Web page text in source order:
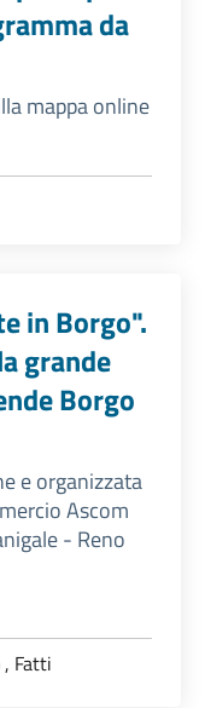
da
mappa online
in Borgo".
grande
Borgo
e organizzata
Ascom
- Reno
, Fatti